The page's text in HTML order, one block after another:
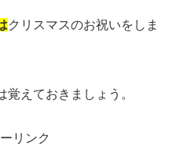
クリスマスのお祝いをしま
えておきましょう。
リンク